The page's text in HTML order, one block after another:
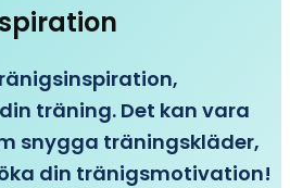
träning. Det kan vara
snygga träningskläder,
din tränigsmotivation!